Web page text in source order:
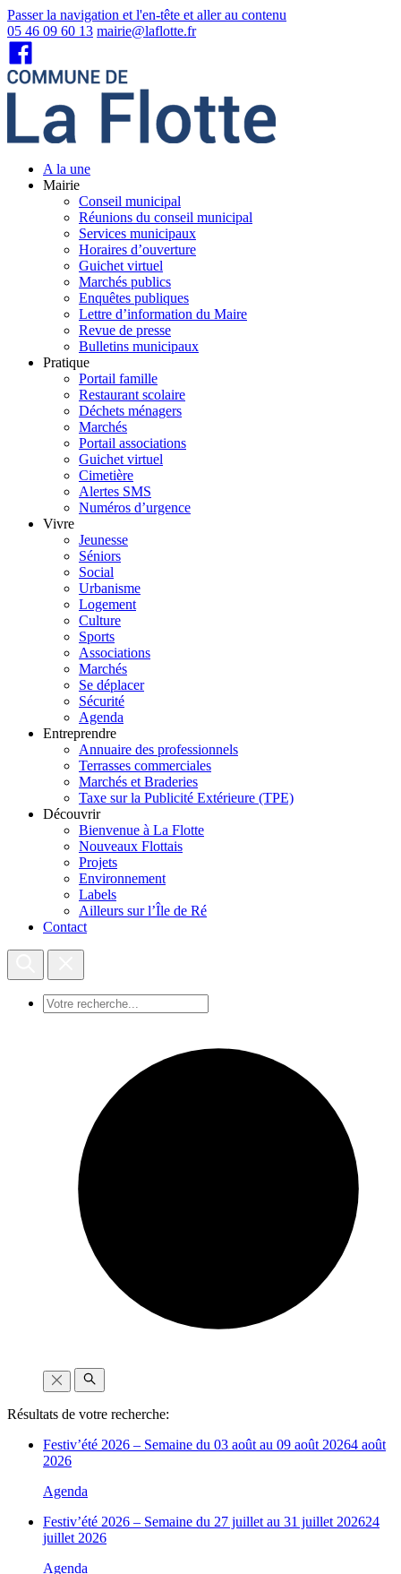
Passer la navigation et l'en-tête et aller au contenu
05 46 09 60 13 mairie@laflotte.fr
A la une
Mairie
Conseil municipal
Réunions du conseil municipal
Services municipaux
Horaires d’ouverture
Guichet virtuel
Marchés publics
Enquêtes publiques
Lettre d’information du Maire
Revue de presse
Bulletins municipaux
Pratique
Portail famille
Restaurant scolaire
Déchets ménagers
Marchés
Portail associations
Guichet virtuel
Cimetière
Alertes SMS
Numéros d’urgence
Vivre
Jeunesse
Séniors
Social
Urbanisme
Logement
Culture
Sports
Associations
Marchés
Se déplacer
Sécurité
Agenda
Entreprendre
Annuaire des professionnels
Terrasses commerciales
Marchés et Braderies
Taxe sur la Publicité Extérieure (TPE)
Découvrir
Bienvenue à La Flotte
Nouveaux Flottais
Projets
Environnement
Labels
Ailleurs sur l’Île de Ré
Contact
Résultats de votre recherche:
Festiv’été 2026 – Semaine du 03 août au 09 août 20264 août
2026
Agenda
Festiv’été 2026 – Semaine du 27 juillet au 31 juillet 202624
juillet 2026
Agenda